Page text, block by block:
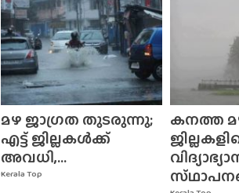
Kerala Top
മഴ ജാഗ്രത തുടരുന്നു;
എട്ട് ജില്ലകൾക്ക്
അവധി,...
കനത്ത